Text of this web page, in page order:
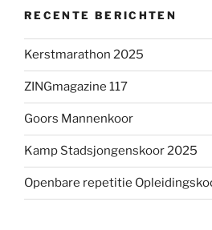
RECENTE BERICHTEN
Kerstmarathon 2025
ZINGmagazine 117
Goors Mannenkoor
Kamp Stadsjongenskoor 2025
Openbare repetitie